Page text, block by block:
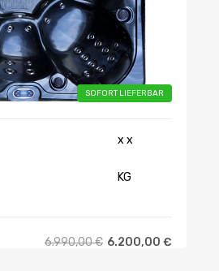
SOFORT LIEFERBAR
x x
KG
6.990,00€ 6.200,00 €